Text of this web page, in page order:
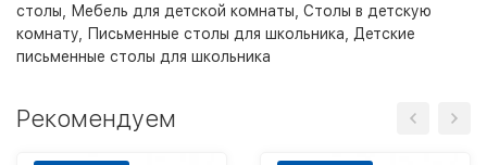
столы
Мебель для детской комнаты Столы в детскую
комнату
Письменные столы для школьника
Детские
письменные столы для школьника
Рекомендуем